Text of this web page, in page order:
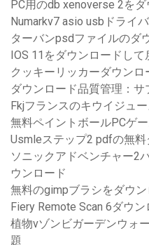
PC用のdb xenoverse 2を
Numarkv7 asio usbドライ
ターバンpsdファイルのダ
IOS 11をダウンロードして
クッキーリッカーダウンロ
ダウンロード品質管理：
Fkjフランスのキウイジュ
無料ペイントボールPCゲ
Usmleステップ2 pdfの無
ソニックアドベンチャー2
ウンロード
無料のgimpブラシをダウン
Fiery Remote Scan 6ダウ
植物vゾンビガーデンウォ
題